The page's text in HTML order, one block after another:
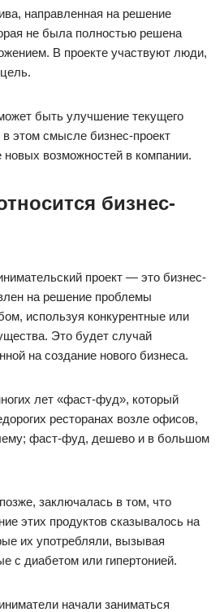
направленная на решение
не была полностью решена
В проекте участвуют люди,
быть улучшение текущего
этом смысле бизнес-проект
новых возможностей в компании.
бизнес-
проект — это бизнес-
на решение проблемы
используя конкурентные или
Это будет случай
на создание нового бизнеса.
лет «фаст-фуд», который
ресторанах возле офисов,
фаст-фуд, дешево и в большом
заключалась в том, что
этих продуктов сказывалось на
их употребляли, вызывая
с диабетом или гипертонией.
начали заниматься